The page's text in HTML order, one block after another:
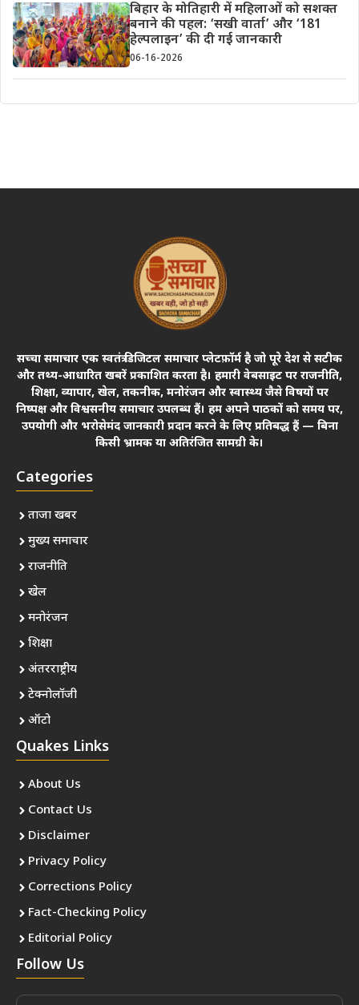
बिहार के मोतिहारी में महिलाओं को सशक्त
बनाने की पहल: ‘सखी वार्ता’ और ‘181
हेल्पलाइन’ की दी गई जानकारी
06-16-2026
सच्चा समाचार एक स्वतंत्र डिजिटल समाचार प्लेटफ़ॉर्म है जो पूरे देश से सटीक
और तथ्य-आधारित खबरें प्रकाशित करता है। हमारी वेबसाइट पर राजनीति,
शिक्षा, व्यापार, खेल, तकनीक, मनोरंजन और स्वास्थ्य जैसे विषयों पर
निष्पक्ष और विश्वसनीय समाचार उपलब्ध हैं। हम अपने पाठकों को समय पर,
उपयोगी और भरोसेमंद जानकारी प्रदान करने के लिए प्रतिबद्ध हैं — बिना
किसी भ्रामक या अतिरंजित सामग्री के।
Categories
ताजा खबर
मुख्य समाचार
राजनीति
खेल
मनोरंजन
शिक्षा
अंतरराष्ट्रीय
टेक्नोलॉजी
ऑटो
Quakes Links
About Us
Contact Us
Disclaimer
Privacy Policy
Corrections Policy
Fact-Checking Policy
Editorial Policy
Follow Us